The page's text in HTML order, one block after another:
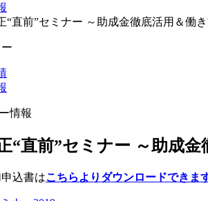
“直前”セミナー ～助成金徹底活用＆働
情報
“直前”セミナー ～助成
込書はこちらよりダウンロードできます